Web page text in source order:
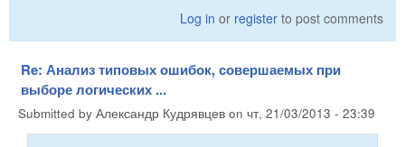
Log in or register to post comments
Re: Анализ типовых ошибок, совершаемых при
выборе логических ...
Submitted by Александр Кудрявцев on чт, 21/03/2013 - 23:39